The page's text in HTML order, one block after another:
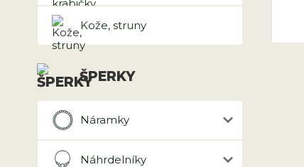
Kože, struny
ŠPERKY
Náramky
Náhrdelníky